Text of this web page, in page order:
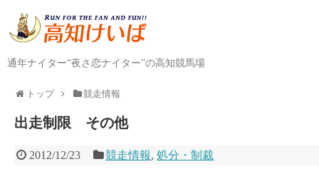
通年ナイター“夜さ恋ナイター”の高知競馬場
トップ 競走情報
出走制限 その他
2012/12/23 競走情報,処分・制裁